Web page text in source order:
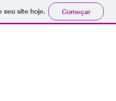
seu site hoje. Começar